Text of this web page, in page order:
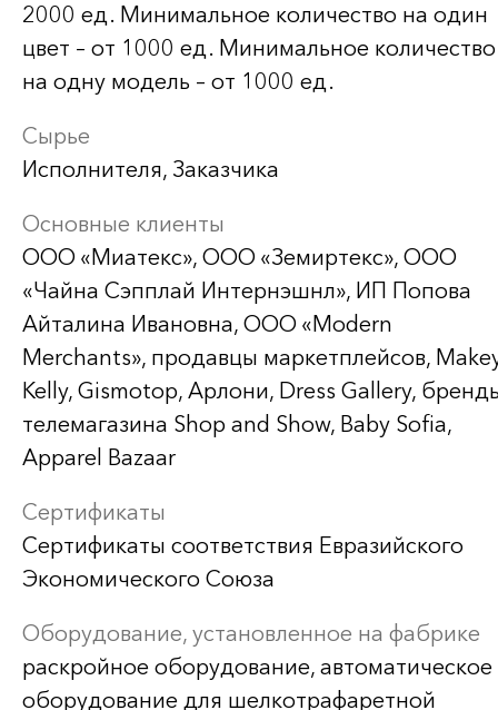
2000 ед. Минимальное количество на один
цвет – от 1000 ед. Минимальное количество
на одну модель – от 1000 ед.
Сырье
Исполнителя, Заказчика
Основные клиенты
ООО «Миатекс», ООО «Земиртекс», ООО
«Чайна Сэпплай Интернэшнл», ИП Попова
Айталина Ивановна, ООО «Modern
Merchants», продавцы маркетплейсов,
Kelly, Gismotop, Арлони, Dress Gallery,
телемагазина Shop and Show, Baby Sofia,
Apparel Bazaar
Сертификаты
Сертификаты соответствия Евразийского
Экономического Союза
Оборудование, установленное на фабрике
раскройное оборудование, автоматическое
оборудование для шелкотрафаретной